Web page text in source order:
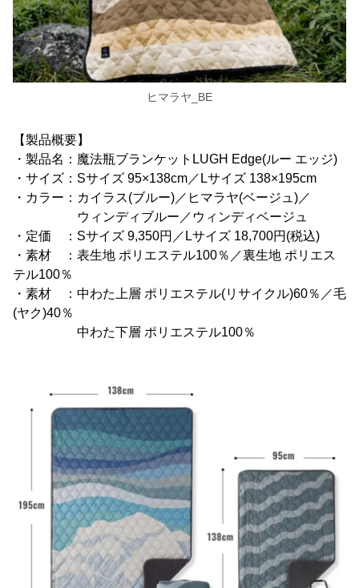
ヒマラヤ_BE
【製品概要】
・製品名：魔法瓶ブランケットLUGH Edge(ルー エッジ)
・サイズ：Sサイズ 95×138cm／Lサイズ 138×195cm
・カラー：カイラス(ブルー)／ヒマラヤ(ベージュ)／
ウィンディブルー／ウィンディベージュ
・定価 ：Sサイズ 9,350円／Lサイズ 18,700円(税込)
・素材 ：表生地 ポリエステル100％／裏生地 ポリエス
テル100％
・素材 ：中わた上層 ポリエステル(リサイクル)60％／毛
(ヤク)40％
中わた下層 ポリエステル100％